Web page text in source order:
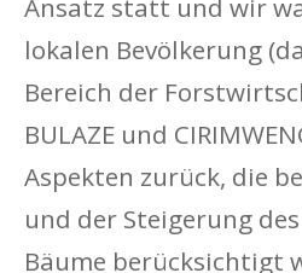
lokalen Bevölkerung
Bereich der
BULAZE und
Aspekten zurück, die
und der Steigerung
Bäume berücksichtigt